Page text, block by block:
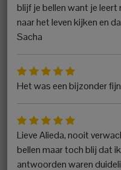
blijf je bellen want je leert
naar het leven kijken en
Sacha
Het was een bijzonder
Lieve Alieda, nooit
bellen maar toch blij dat
antwoorden waren